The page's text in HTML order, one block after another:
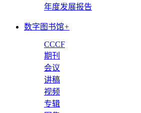
年度发展报告
数字图书馆+
CCCF
期刊
会议
讲稿
视频
专辑